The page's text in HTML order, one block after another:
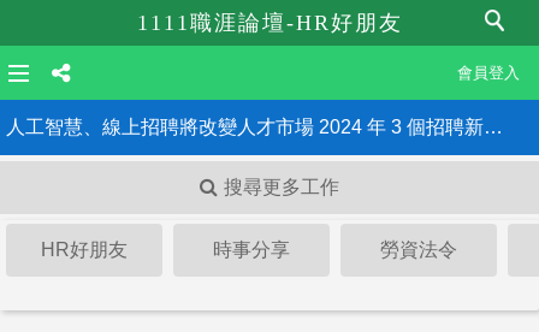
1111職涯論壇-HR好朋友
會員登入
人工智慧、線上招聘將改變人才市場 2024 年 3 個招聘新趨勢
搜尋更多工作
HR好朋友 時事分享 勞資法令